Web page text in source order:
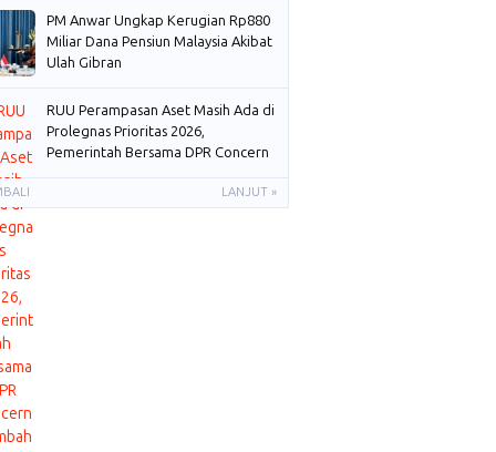
PM Anwar Ungkap Kerugian Rp880
Miliar Dana Pensiun Malaysia Akibat
Ulah Gibran
RUU Perampasan Aset Masih Ada di
Prolegnas Prioritas 2026,
Pemerintah Bersama DPR Concern
LANJUT »